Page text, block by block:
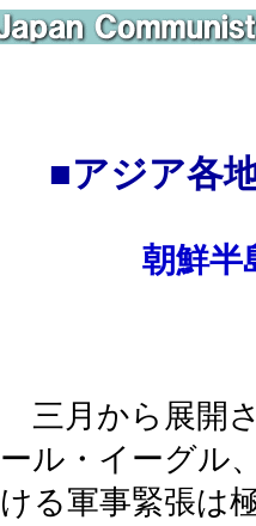
■アジア各
朝鮮半
三月から展開
ール・イーグル
ける軍事緊張は